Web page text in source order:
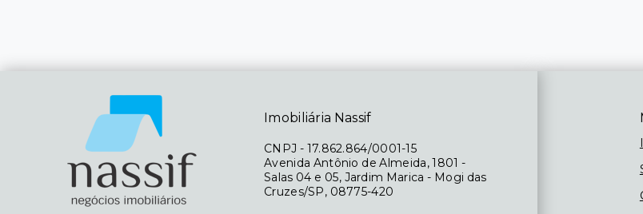
Imobiliária Nassif
CNPJ - 17.862.864/0001-15
Avenida Antônio de Almeida, 1801 -
Salas 04 e 05, Jardim Marica - Mogi das
Cruzes/SP, 08775-420